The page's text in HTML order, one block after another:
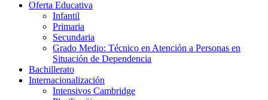
Oferta Educativa
Infantil
Primaria
Secundaria
Grado Medio: Técnico en Atención a Personas en
Situación de Dependencia
Bachillerato
Internacionalización
Intensivos Cambridge